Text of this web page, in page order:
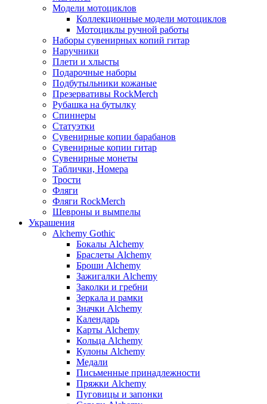
Модели мотоциклов
Коллекционные модели мотоциклов
Мотоциклы ручной работы
Наборы сувенирных копий гитар
Наручники
Плети и хлысты
Подарочные наборы
Подбутыльники кожаные
Презервативы RockMerch
Рубашка на бутылку
Спиннеры
Статуэтки
Сувенирные копии барабанов
Сувенирные копии гитар
Сувенирные монеты
Таблички, Номера
Трости
Фляги
Фляги RockMerch
Шевроны и вымпелы
Украшения
Alchemy Gothic
Бокалы Alchemy
Браслеты Alchemy
Броши Alchemy
Зажигалки Alchemy
Заколки и гребни
Зеркала и рамки
Значки Alchemy
Календарь
Карты Alchemy
Кольца Alchemy
Кулоны Alchemy
Медали
Письменные принадлежности
Пряжки Alchemy
Пуговицы и запонки